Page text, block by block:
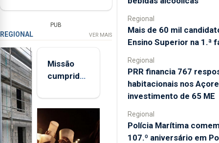
sem custo para o
São Miguel, e ser-se
ultrapassado por
carros e motas...
custa menos do
dia!
Inclui acesso à
totalidade das edições
impressas, em formato
digital, dos jornais e dos
respetivos suplementos
semanais ou da revista.
PUB
REGIONAL VER MAIS
Missão
cumprida:
açorianos
após
missão na
Regional
Mais de 60 mil
Ensino Superior na 1.ª
Regional
PRR financia 767
habitacionais nos
investimento de 65 ME
Regional
Polícia Marítima
107.º aniversário em